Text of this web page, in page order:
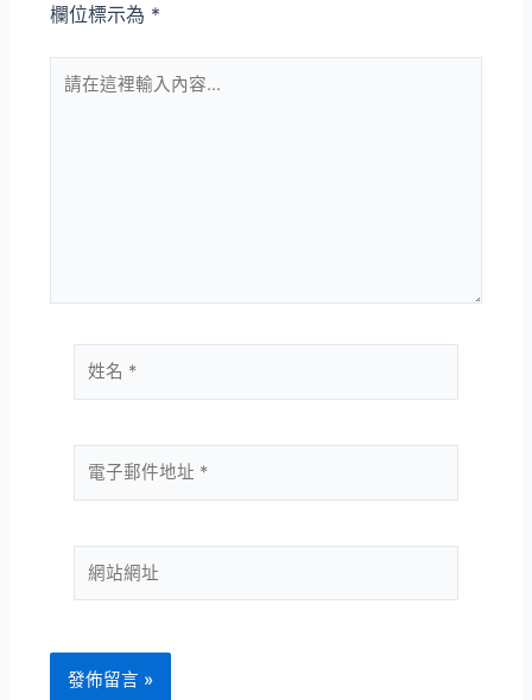
欄位標示為 *
在
名
子
地
站